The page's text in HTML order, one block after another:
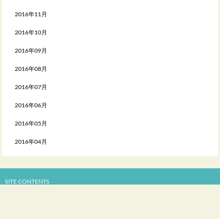
2016年11月
2016年10月
2016年09月
2016年08月
2016年07月
2016年06月
2016年05月
2016年04月
SITE CONTENTS